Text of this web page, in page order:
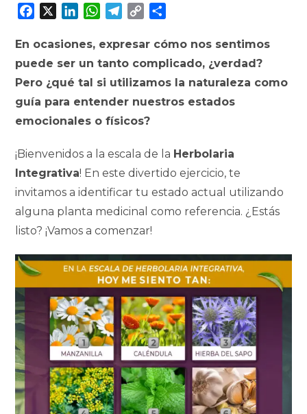
c
e
o
k
n
k
e
I
n
W
a
t
s
p
p
l
e
g
a
m
p
y
n
k
m
p
t
En ocasiones, expresar cómo nos sentimos
puede ser un tanto complicado, ¿verdad?
Pero ¿qué tal si utilizamos la naturaleza como
guía para entender nuestros estados
emocionales o físicos?
¡Bienvenidos a la escala de la Herbolaria
Integrativa! En este divertido ejercicio, te
invitamos a identificar tu estado actual utilizando
alguna planta medicinal como referencia. ¿Estás
listo? ¡Vamos a comenzar!